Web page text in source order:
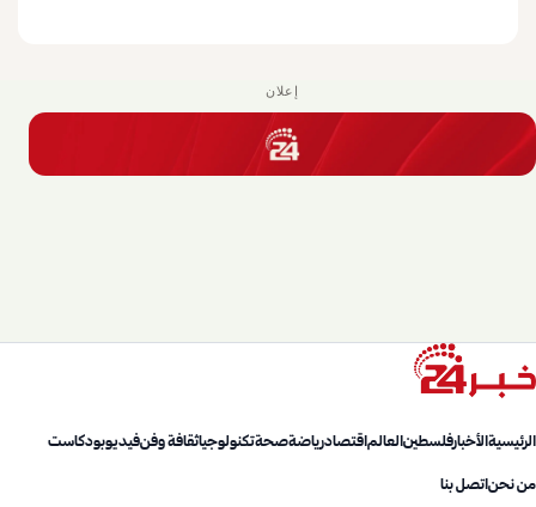
إعلان
الرئيسيةالأخبارفلسطينالعالماقتصادرياضةصحةتكنولوجياثقافة وفنفيديوبودكاست
من نحناتصل بنا